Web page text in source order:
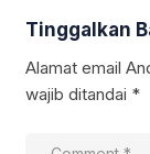
Tinggalkan
Alamat email
wajib ditandai *